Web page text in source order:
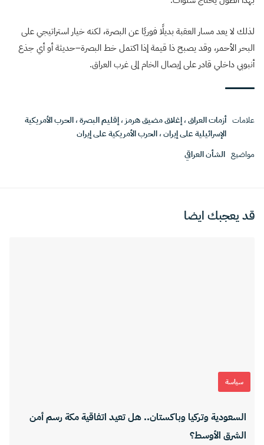
لذلك لا يعد مسار العقبة بديلًا فوريًا عن البصرة، لكنه خيار استراتيجي على
البحر الأحمر، وقد يصبح ذا قيمة إذا اكتمل خط البصرة–حديثة أو أي جذع
أنبوبي داخلي قادر على إيصال الخام إلى غرب العراق.
علامات أزمات العراق،إغلاق مضيق هرمز ،إقليم البصرة،الحرب الأمريكية
الإسرائيلية على إيران،الحرب الأمريكية على إيران
مواضيع الشأن العراقي
قد يعجبك ايضا
سياسة
السعودية وتركيا وباكستان.. هل تعيد اتفاقية مكة رسم أمن
الشرق الأوسط؟